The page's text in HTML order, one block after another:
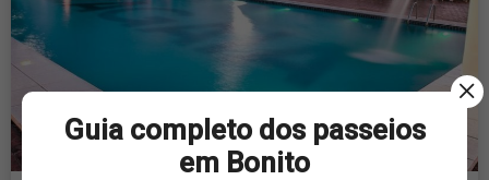
Guia completo dos passeios
em Bonito